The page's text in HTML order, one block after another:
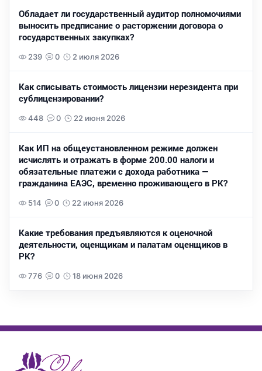
Обладает ли государственный аудитор полномочиями
выносить предписание о расторжении договора о
государственных закупках?
239 0 2 июля 2026
Как списывать стоимость лицензии нерезидента при
сублицензировании?
448 0 22 июня 2026
Как ИП на общеустановленном режиме должен
исчислять и отражать в форме 200.00 налоги и
обязательные платежи с дохода работника —
гражданина ЕАЭС, временно проживающего в РК?
514 0 22 июня 2026
Какие требования предъявляются к оценочной
деятельности, оценщикам и палатам оценщиков в
РК?
776 0 18 июня 2026